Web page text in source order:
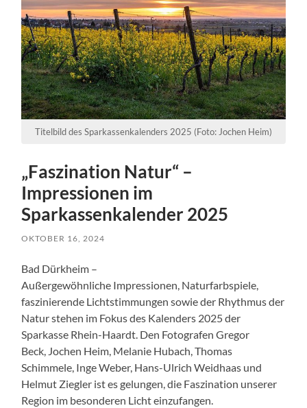
Titelbild des Sparkassenkalenders 2025 (Foto: Jochen Heim)
„Faszination Natur“ –
Impressionen im
Sparkassenkalender 2025
OKTOBER 16, 2024
Bad Dürkheim –
Außergewöhnliche Impressionen, Naturfarbspiele,
faszinierende Lichtstimmungen sowie der Rhythmus der
Natur stehen im Fokus des Kalenders 2025 der
Sparkasse Rhein-Haardt. Den Fotografen Gregor
Beck, Jochen Heim, Melanie Hubach, Thomas
Schimmele, Inge Weber, Hans-Ulrich Weidhaas und
Helmut Ziegler ist es gelungen, die Faszination unserer
Region im besonderen Licht einzufangen.